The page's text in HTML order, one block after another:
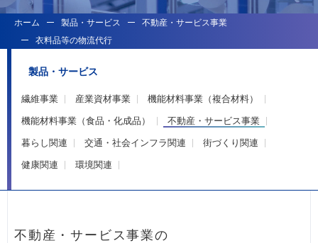
ホーム 製品・サービス
不動産・サービス事業
衣料品等の物流代行
製品・サービス
繊維事業 産業資材事業 機能材料事業（複合材料）
機能材料事業（食品・化成品） 不動産・サービス事業
暮らし関連 交通・社会インフラ関連 街づくり関連
健康関連 環境関連
不動産・サービス事業の